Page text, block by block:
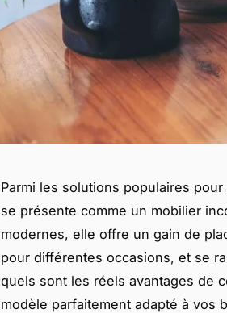
Parmi les solutions populaires
se présente comme un mobilier
modernes, elle offre un gain de
pour différentes occasions, et se
quels sont les réels avantages de
modèle parfaitement adapté à vos